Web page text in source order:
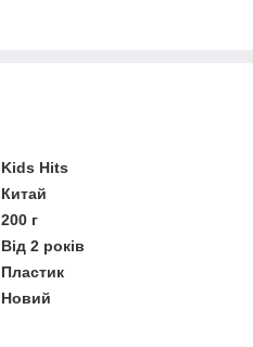
Kids Hits
Китай
200 г
Від 2 років
Пластик
Новий